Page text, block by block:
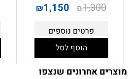
₪1,300
₪1,150
פרטים נוספים
הוסף לסל
מוצרים אחרונים שנצפו